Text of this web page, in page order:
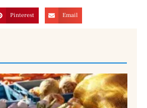
Pinterest Email